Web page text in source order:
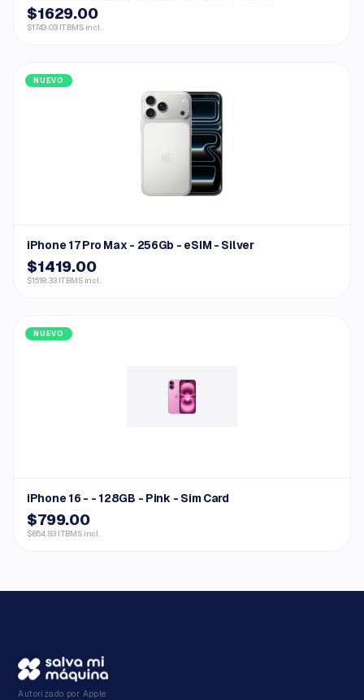
$1629.00
$1743.03 ITBMS incl.
NUEVO
iPhone 17 Pro Max - 256Gb - eSIM - Silver
$1419.00
$1518.33 ITBMS incl.
NUEVO
iPhone 16 - - 128GB - Pink - Sim Card
$799.00
$854.93 ITBMS incl.
Autorizado por Apple